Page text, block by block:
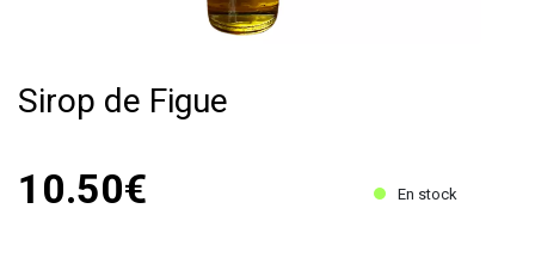
Sirop de Figue
10.50€ En stock